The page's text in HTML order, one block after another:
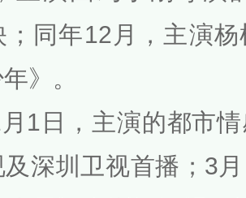
；同年12月，主演
》。
1日，主演的都市
及深圳卫视首播；3